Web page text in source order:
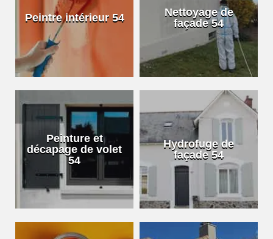
Peintre intérieur 54
Nettoyage de
façade 54
Peinture et
décapage de volet
54
Hydrofuge de
façade 54